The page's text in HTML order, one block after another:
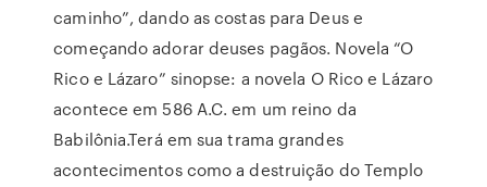
caminho”, dando as costas para Deus e
começando adorar deuses pagãos. Novela “O
Rico e Lázaro” sinopse: a novela O Rico e Lázaro
acontece em 586 A.C. em um reino da
Babilônia.Terá em sua trama grandes
acontecimentos como a destruição do Templo